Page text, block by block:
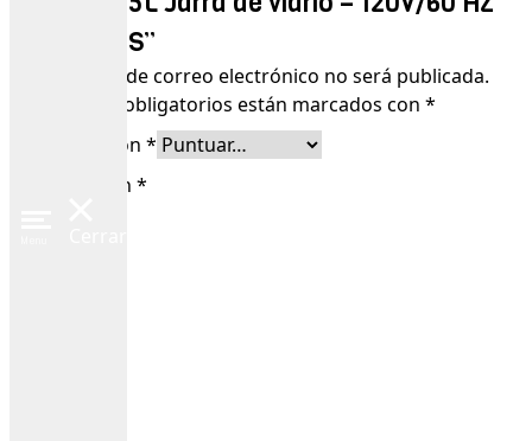
BL9703-GS”
Tu dirección de correo electrónico no será publicada.
Los campos obligatorios están marcados con *
Tu puntuación *
Tu valoración *